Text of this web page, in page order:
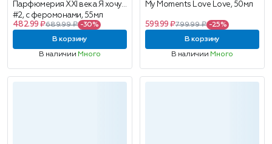
Парфюмерия XXI века Я хочу!
#2, с феромонами, 55мл
482.99 ₽689.99 ₽ -30%
В корзину
В наличии Много
My Moments Love Love, 50мл
599.99 ₽799.99 ₽ -25%
В корзину
В наличии Много